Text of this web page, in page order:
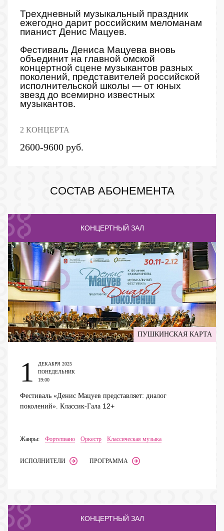
Трехдневный музыкальный праздник
ежегодно дарит российским меломанам
пианист Денис Мацуев.
Фестиваль Дениса Мацуева вновь
объединит на главной омской
концертной сцене музыкантов разных
поколений, представителей российской
исполнительской школы — от юных
звезд до всемирно известных
музыкантов.
2 КОНЦЕРТА
2600-9600 руб.
СОСТАВ АБОНЕМЕНТА
КОНЦЕРТНЫЙ ЗАЛ
1
ДЕКАБРЯ 2025
ПОНЕДЕЛЬНИК
19:00
Фестиваль «Денис Мацуев представляет: диалог
поколений». Классик-Гала 12+
Жанры: Фортепиано Оркестр Классическая музыка
ИСПОЛНИТЕЛИ ПРОГРАММА
ПУШКИНСКАЯ КАРТА
КОНЦЕРТНЫЙ ЗАЛ